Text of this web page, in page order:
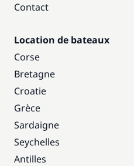
Contact
Location de bateaux
Corse
Bretagne
Croatie
Grèce
Sardaigne
Seychelles
Antilles